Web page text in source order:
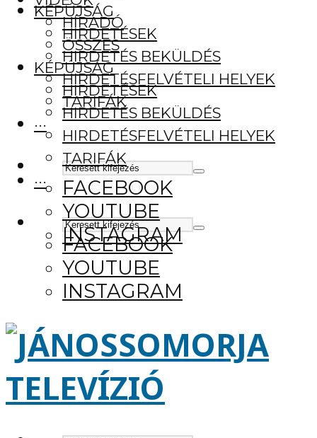
KÉPÚJSÁG
HIRDETÉSEK
HIRDETÉS BEKÜLDÉS
HIRDETÉSFELVÉTELI HELYEK
TARIFÁK
···
FACEBOOK
YOUTUBE
INSTAGRAM
HÍRADÓ
ÖSSZES
KÉPÚJSÁG
HIRDETÉSEK
HIRDETÉS BEKÜLDÉS
HIRDETÉSFELVÉTELI HELYEK
TARIFÁK
···
FACEBOOK
YOUTUBE
INSTAGRAM